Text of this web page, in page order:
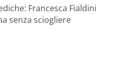
Francesca Fialdini
senza sciogliere